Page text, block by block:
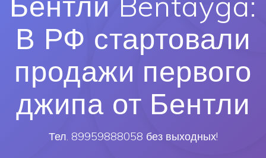
В РФ стартовали
продажи первого
джипа от Бентли
Тел. 89959888058 без выходных!